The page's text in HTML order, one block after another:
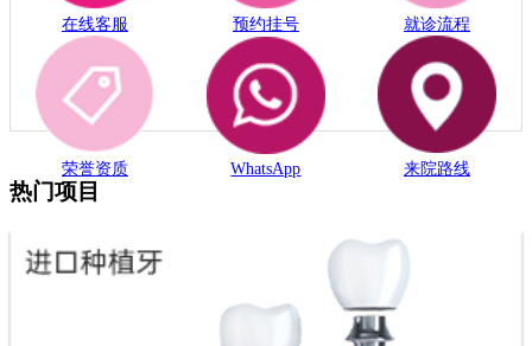
在线客服 预约挂号 就诊流程
荣誉资质 WhatsApp 来院路线
热门项目